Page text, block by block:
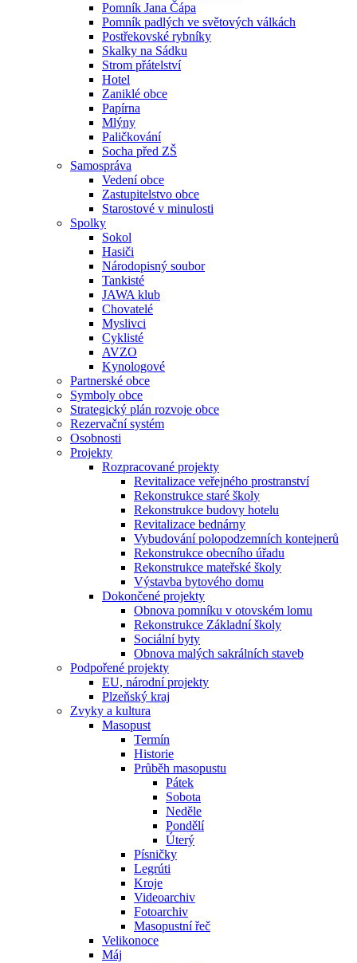
Pomník Jana Čápa
Pomník padlých ve světových válkách
Postřekovské rybníky
Skalky na Sádku
Strom přátelství
Hotel
Zaniklé obce
Papírna
Mlýny
Paličkování
Socha před ZŠ
Samospráva
Vedení obce
Zastupitelstvo obce
Starostové v minulosti
Spolky
Sokol
Hasiči
Národopisný soubor
Tankisté
JAWA klub
Chovatelé
Myslivci
Cyklisté
AVZO
Kynologové
Partnerské obce
Symboly obce
Strategický plán rozvoje obce
Rezervační systém
Osobnosti
Projekty
Rozpracované projekty
Revitalizace veřejného prostranství
Rekonstrukce staré školy
Rekonstrukce budovy hotelu
Revitalizace bednárny
Vybudování polopodzemních kontejnerů
Rekonstrukce obecního úřadu
Rekonstrukce mateřské školy
Výstavba bytového domu
Dokončené projekty
Obnova pomníku v otovském lomu
Rekonstrukce Základní školy
Sociální byty
Obnova malých sakrálních staveb
Podpořené projekty
EU, národní projekty
Plzeňský kraj
Zvyky a kultura
Masopust
Termín
Historie
Průběh masopustu
Pátek
Sobota
Neděle
Pondělí
Úterý
Písničky
Legrúti
Kroje
Videoarchiv
Fotoarchiv
Masopustní řeč
Velikonoce
Máj